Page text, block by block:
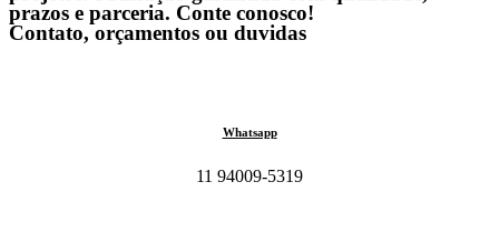
prazos e parceria. Conte conosco!
Contato, orçamentos ou duvidas
Whatsapp
11 94009-5319